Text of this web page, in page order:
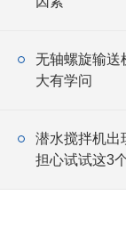
无轴螺旋输送
大有学问
潜水搅拌机出
担心试试这3